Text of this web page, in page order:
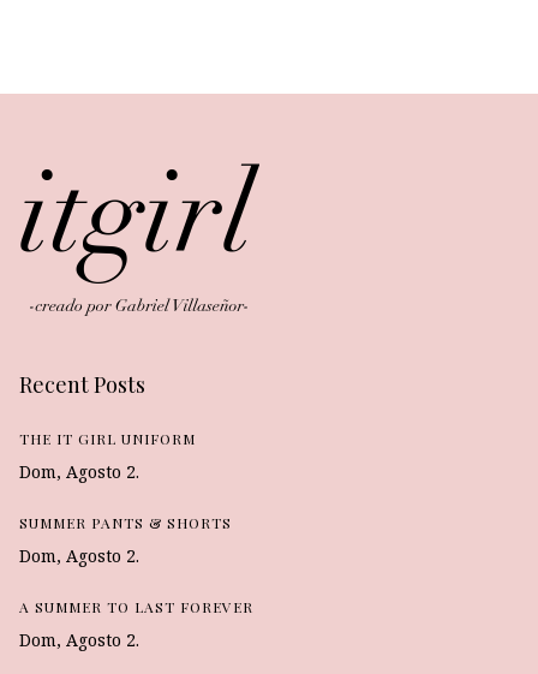
Recent Posts
THE IT GIRL UNIFORM
Dom, Agosto 2.
SUMMER PANTS & SHORTS
Dom, Agosto 2.
A SUMMER TO LAST FOREVER
Dom, Agosto 2.